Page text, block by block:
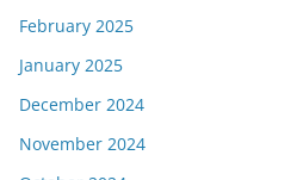
February 2025
January 2025
December 2024
November 2024